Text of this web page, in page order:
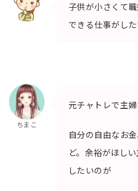
子供が小さくて
できる仕事がし
ちまこ
元チャトレで主婦
自分の自由なお
ど。余裕がほし
したいのが